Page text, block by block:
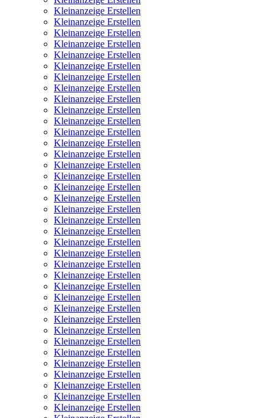
Kleinanzeige Erstellen
Kleinanzeige Erstellen
Kleinanzeige Erstellen
Kleinanzeige Erstellen
Kleinanzeige Erstellen
Kleinanzeige Erstellen
Kleinanzeige Erstellen
Kleinanzeige Erstellen
Kleinanzeige Erstellen
Kleinanzeige Erstellen
Kleinanzeige Erstellen
Kleinanzeige Erstellen
Kleinanzeige Erstellen
Kleinanzeige Erstellen
Kleinanzeige Erstellen
Kleinanzeige Erstellen
Kleinanzeige Erstellen
Kleinanzeige Erstellen
Kleinanzeige Erstellen
Kleinanzeige Erstellen
Kleinanzeige Erstellen
Kleinanzeige Erstellen
Kleinanzeige Erstellen
Kleinanzeige Erstellen
Kleinanzeige Erstellen
Kleinanzeige Erstellen
Kleinanzeige Erstellen
Kleinanzeige Erstellen
Kleinanzeige Erstellen
Kleinanzeige Erstellen
Kleinanzeige Erstellen
Kleinanzeige Erstellen
Kleinanzeige Erstellen
Kleinanzeige Erstellen
Kleinanzeige Erstellen
Kleinanzeige Erstellen
Kleinanzeige Erstellen